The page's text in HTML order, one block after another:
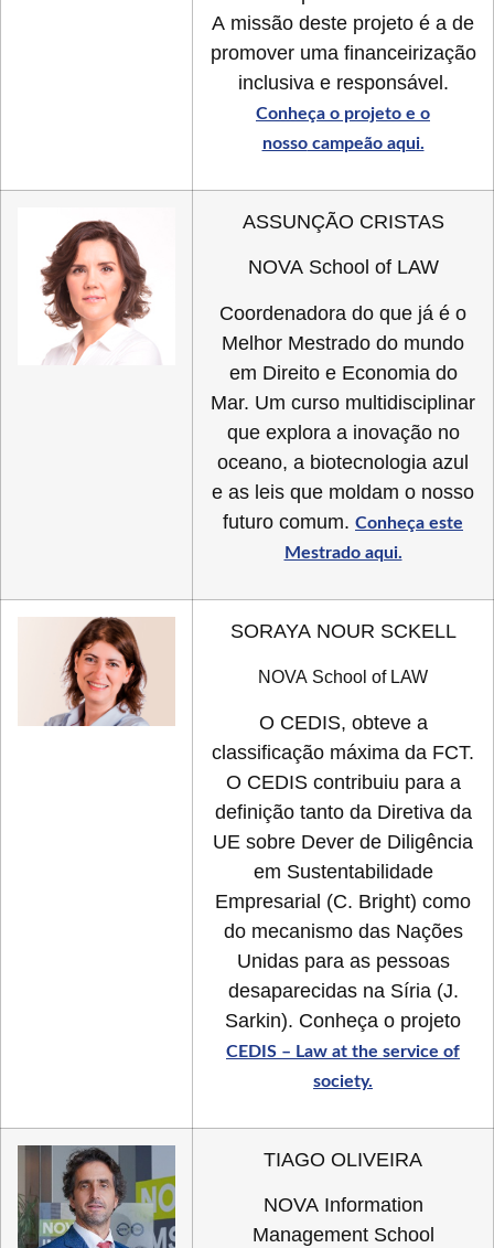
A missão deste projeto é a de
promover uma financeirização
inclusiva e responsável.
Conheça o projeto e o
nossocampeão aqui.
ASSUNÇÃO CRISTAS
NOVA School of LAW
Coordenadora do que já é o
Melhor Mestrado do mundo
em Direito e Economia do
Mar. Um curso multidisciplinar
que explora a inovação no
oceano, a biotecnologia azul
e as leis que moldam o nosso
futuro comum. Conheça este
Mestrado aqui.
SORAYA NOUR SCKELL
NOVA School of LAW
O CEDIS, obteve a
classificação máxima da FCT.
O CEDIS contribuiu para a
definição tanto da Diretiva da
UE sobre Dever de Diligência
em Sustentabilidade
Empresarial (C. Bright) como
do mecanismo das Nações
Unidas para as pessoas
desaparecidas na Síria (J.
Sarkin). Conheça o projeto
CEDIS – Law at the service of
society.
TIAGO OLIVEIRA
NOVA Information
Management School